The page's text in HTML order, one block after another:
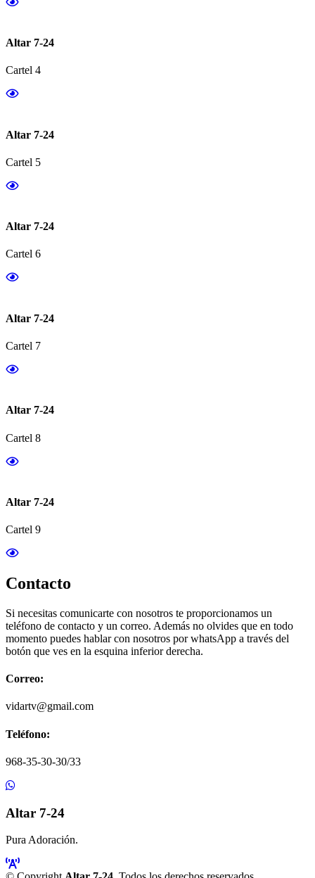
Altar 7-24
Cartel 4
Altar 7-24
Cartel 5
Altar 7-24
Cartel 6
Altar 7-24
Cartel 7
Altar 7-24
Cartel 8
Altar 7-24
Cartel 9
Contacto
Si necesitas comunicarte con nosotros te proporcionamos un
teléfono de contacto y un correo. Además no olvides que en todo
momento puedes hablar con nosotros por whatsApp a través del
botón que ves en la esquina inferior derecha.
Correo:
vidartv@gmail.com
Teléfono:
968-35-30-30/33
Altar 7-24
Pura Adoración.